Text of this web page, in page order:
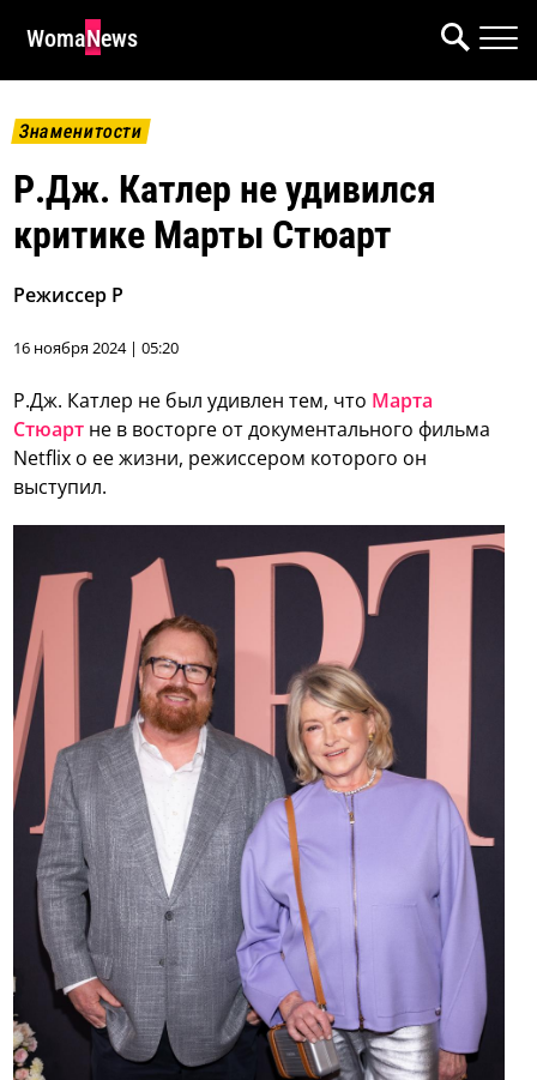
WomaNews
Знаменитости
Р.Дж. Катлер не удивился
критике Марты Стюарт
Режиссер Р
16 ноября 2024 | 05:20
Р.Дж. Катлер не был удивлен тем, что Марта
Стюарт не в восторге от документального фильма
Netflix о ее жизни, режиссером которого он
выступил.